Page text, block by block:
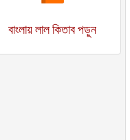
বাংলায় লাল কিতাব পড়ুন